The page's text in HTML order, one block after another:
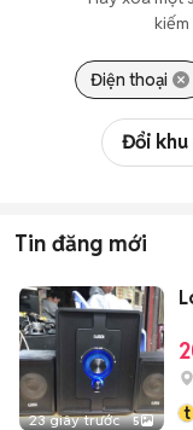
Điện thoại
Đổi khu
Tin đăng mới
23 giây trước 5
t